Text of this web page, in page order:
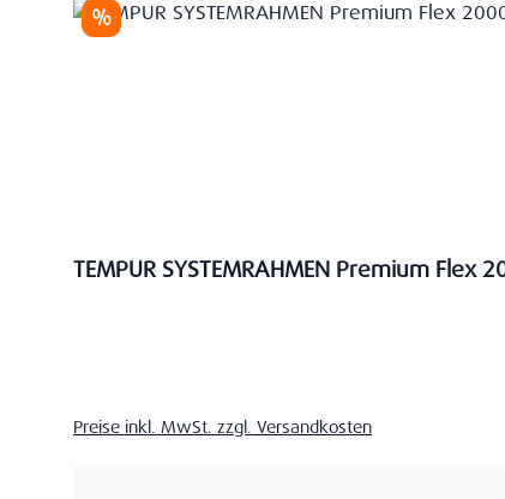
Rabatt
%
TEMPUR SYSTEMRAHMEN Premium Flex
Preise inkl. MwSt. zzgl. Versandkosten